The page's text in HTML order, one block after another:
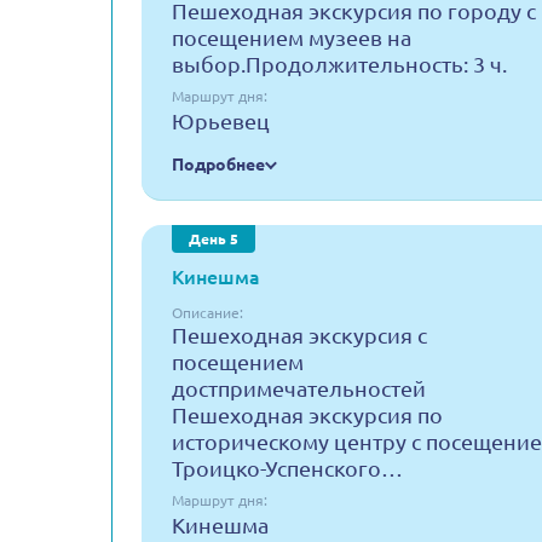
Пешеходная экскурсия по городу с
посещением музеев на
выбор.Продолжительность: 3 ч.
Маршрут дня:
Юрьевец
Подробнее
День 5
Кинешма
Описание:
Пешеходная экскурсия с
посещением
достпримечательностей
Пешеходная экскурсия по
историческому центру с
Троицко-Успенского…
Маршрут дня:
Кинешма